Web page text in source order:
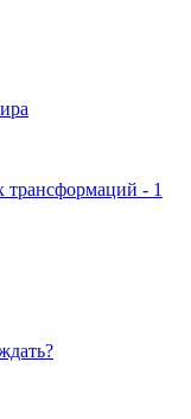
трансформаций - 1